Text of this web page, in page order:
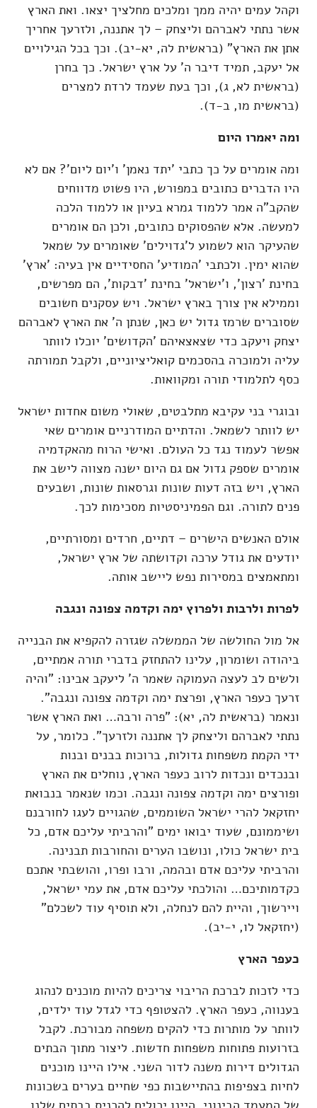
וקהל עמים יהיה ממך ומלכים מחלציך יצאו. ואת הארץ
אשר נתתי לאברהם וליצחק – לך אתננה, ולזרעך אחריך
אתן את הארץ" (בראשית לה, יא-יב). וכך בכל הגילויים
אל יעקב, תמיד דיבר ה' על ארץ ישראל. כך בחרן
(בראשית לא, ג), וכך בעת שעמד לרדת למצרים
(בראשית מו, ב-ד).
ומה יאמרו היום
ומה אומרים על כך כתבי 'יתד נאמן' ו'יום ליום'? אם לא
היו הדברים כתובים במפורש, היו פשוט מדווחים
שהקב"ה אמר ללמוד גמרא בעיון או ללמוד הלכה
למעשה. אלא שהפסוקים כתובים, ולכן הם אומרים
שהעיקר הוא לשמוע ל'גדוילים' שאומרים על שמאל
שהוא ימין. ולכתבי 'המודיע' החסידיים אין בעיה: 'ארץ'
בחינת 'רצון', ו'ישראל' בחינת 'דבקות', הם מפרשים,
וממילא אין צורך בארץ ישראל. ויש עסקנים חשובים
שסוברים שרמז גדול יש כאן, שנתן ה' את הארץ לאברהם
יצחק ויעקב כדי שצאצאיהם 'הקדושים' יוכלו לוותר
עליה ולמוכרה בהסכמים קואליציוניים, ולקבל תמורתה
כסף לתלמודי תורה ומקוואות.
ובוגרי בני עקיבא מתלבטים, שאולי משום אחדות ישראל
יש לוותר לשמאל. והדתיים המודרניים אומרים שאי
אפשר לעמוד נגד כל העולם. ואישי הרוח מהאקדמיה
אומרים שספק גדול אם גם היום ישנה מצווה לישב את
הארץ, ויש בזה דעות שונות וגרסאות שונות, ושבעים
פנים לתורה. וגם הפמיניסטיות מסכימות לכך.
אולם האנשים הישרים – דתיים, חרדים ומסורתיים,
יודעים את גודל ערכה וקדושתה של ארץ ישראל,
ומתאמצים במסירות נפש ליישב אותה.
לפרות ולרבות ולפרוץ ימה וקדמה צפונה ונגבה
אל מול החולשה של הממשלה שגזרה להקפיא את הבנייה
ביהודה ושומרון, עלינו להתחזק בדברי תורה אמתיים,
ולשים לב לעצה העמוקה שאמר ה' ליעקב אבינו: "והיה
זרעך כעפר הארץ, ופרצת ימה וקדמה צפונה ונגבה".
ונאמר (בראשית לה, יא): "פרה ורבה… ואת הארץ אשר
נתתי לאברהם וליצחק לך אתננה ולזרעך". כלומר, על
ידי הקמת משפחות גדולות, ברוכות בבנים ובנות
ובנכדים ונכדות לרוב כעפר הארץ, נוחלים את הארץ
ופורצים ימה וקדמה צפונה ונגבה. וכמו שנאמר בנבואת
יחזקאל להרי ישראל השוממים, שהגויים לעגו לחורבנם
ושיממונם, שעוד יבואו ימים "והרביתי עליכם אדם, כל
בית ישראל כולו, ונושבו הערים והחורבות תבנינה.
והרביתי עליכם אדם ובהמה, ורבו ופרו, והושבתי אתכם
כקדמותיכם… והולכתי עליכם אדם, את עמי ישראל,
ויירשוך, והיית להם לנחלה, ולא תוסיף עוד לשכלם"
(יחזקאל לו, י-יב).
כעפר הארץ
כדי לזכות לברכת הריבוי צריכים להיות מוכנים לנהוג
בענווה, כעפר הארץ. להצטופף כדי לגדל עוד ילדים,
לוותר על מותרות כדי להקים משפחה מבורכת. לקבל
בזרועות פתוחות משפחות חדשות. ליצור מתוך הבתים
הגדולים דירות משנה לדור השני. אילו היינו מוכנים
לחיות בצפיפות בהתיישבות כפי שחיים בערים בשכונות